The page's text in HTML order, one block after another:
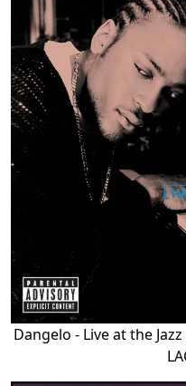
Dangelo - Live at the